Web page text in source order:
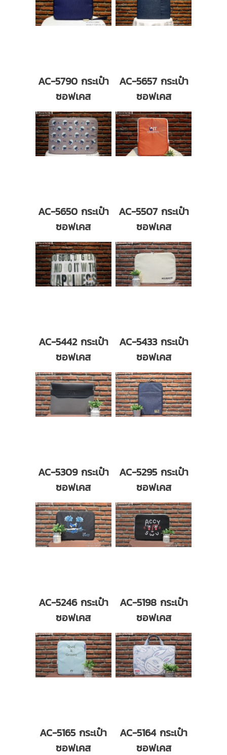
AC-5790 กระเป๋า
ซอฟเคส
AC-5657 กระเป๋า
ซอฟเคส
AC-5650 กระเป๋า
ซอฟเคส
AC-5507 กระเป๋า
ซอฟเคส
AC-5442 กระเป๋า
ซอฟเคส
AC-5433 กระเป๋า
ซอฟเคส
AC-5309 กระเป๋า
ซอฟเคส
AC-5295 กระเป๋า
ซอฟเคส
AC-5246 กระเป๋า
ซอฟเคส
AC-5198 กระเป๋า
ซอฟเคส
AC-5165 กระเป๋า
ซอฟเคส
AC-5164 กระเป๋า
ซอฟเคส